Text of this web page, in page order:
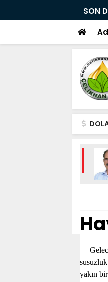
SON
Kez Kapılarını Açıyor
yakın